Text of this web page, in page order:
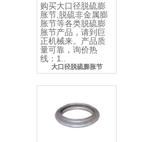
购买大口径脱硫膨
胀节,脱硫非金属膨
胀节等各类脱硫膨
胀节产品，请到巨
正机械来。产品质
量可靠，询价热
线：1..
大口径脱硫膨胀节